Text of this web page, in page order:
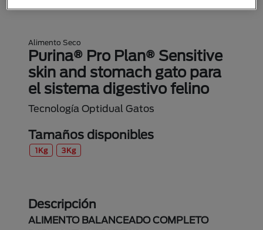
Alimento Seco
Purina® Pro Plan® Sensitive
skin and stomach gato para
el sistema digestivo felino
Tecnología Optidual Gatos
Tamaños disponibles
1Kg 3Kg
Descripción
ALIMENTO BALANCEADO COMPLETO